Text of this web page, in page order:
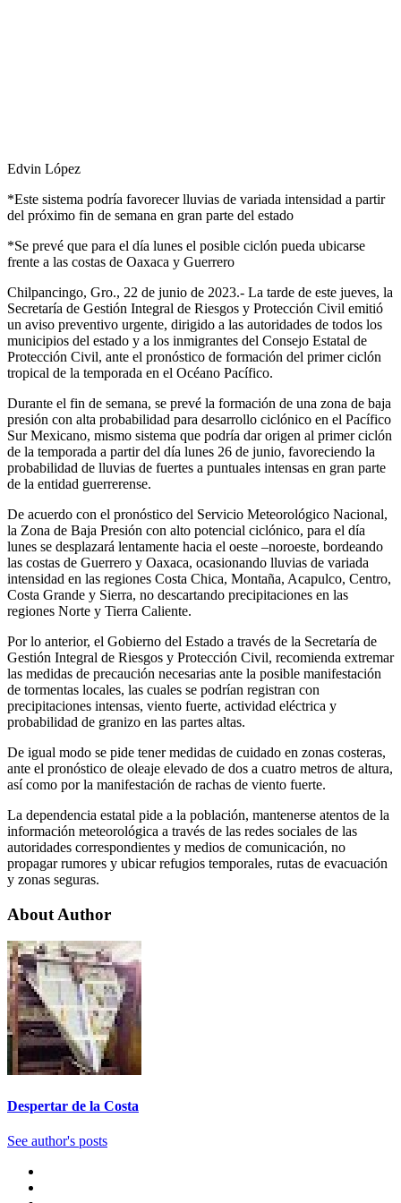
Edvin López
*Este sistema podría favorecer lluvias de variada intensidad a partir
del próximo fin de semana en gran parte del estado
*Se prevé que para el día lunes el posible ciclón pueda ubicarse
frente a las costas de Oaxaca y Guerrero
Chilpancingo, Gro., 22 de junio de 2023.- La tarde de este jueves, la
Secretaría de Gestión Integral de Riesgos y Protección Civil emitió
un aviso preventivo urgente, dirigido a las autoridades de todos los
municipios del estado y a los inmigrantes del Consejo Estatal de
Protección Civil, ante el pronóstico de formación del primer ciclón
tropical de la temporada en el Océano Pacífico.
Durante el fin de semana, se prevé la formación de una zona de baja
presión con alta probabilidad para desarrollo ciclónico en el Pacífico
Sur Mexicano, mismo sistema que podría dar origen al primer ciclón
de la temporada a partir del día lunes 26 de junio, favoreciendo la
probabilidad de lluvias de fuertes a puntuales intensas en gran parte
de la entidad guerrerense.
De acuerdo con el pronóstico del Servicio Meteorológico Nacional,
la Zona de Baja Presión con alto potencial ciclónico, para el día
lunes se desplazará lentamente hacia el oeste –noroeste, bordeando
las costas de Guerrero y Oaxaca, ocasionando lluvias de variada
intensidad en las regiones Costa Chica, Montaña, Acapulco, Centro,
Costa Grande y Sierra, no descartando precipitaciones en las
regiones Norte y Tierra Caliente.
Por lo anterior, el Gobierno del Estado a través de la Secretaría de
Gestión Integral de Riesgos y Protección Civil, recomienda extremar
las medidas de precaución necesarias ante la posible manifestación
de tormentas locales, las cuales se podrían registran con
precipitaciones intensas, viento fuerte, actividad eléctrica y
probabilidad de granizo en las partes altas.
De igual modo se pide tener medidas de cuidado en zonas costeras,
ante el pronóstico de oleaje elevado de dos a cuatro metros de altura,
así como por la manifestación de rachas de viento fuerte.
La dependencia estatal pide a la población, mantenerse atentos de la
información meteorológica a través de las redes sociales de las
autoridades correspondientes y medios de comunicación, no
propagar rumores y ubicar refugios temporales, rutas de evacuación
y zonas seguras.
About Author
Despertar de la Costa
See author's posts